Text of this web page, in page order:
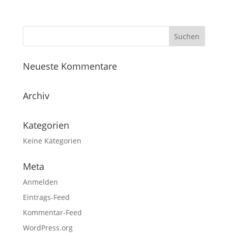
Neueste Kommentare
Archiv
Kategorien
Keine Kategorien
Meta
Anmelden
Eintrags-Feed
Kommentar-Feed
WordPress.org